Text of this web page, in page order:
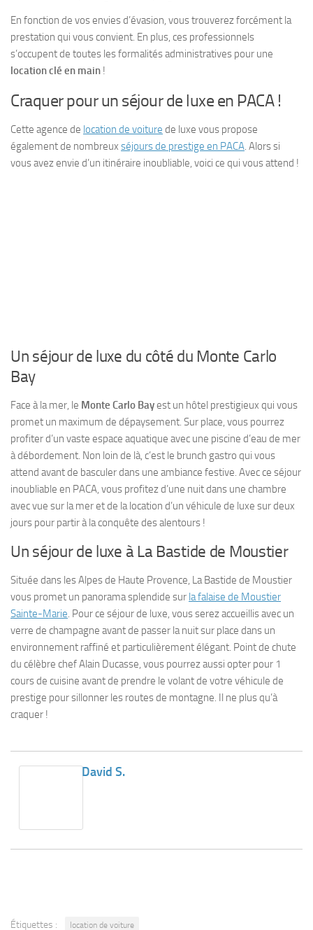
En fonction de vos envies d’évasion, vous trouverez forcément la
prestation qui vous convient. En plus, ces professionnels
s’occupent de toutes les formalités administratives pour une
location clé en main !
Craquer pour un séjour de luxe en PACA !
Cette agence de location de voiture de luxe vous propose
également de nombreux séjours de prestige en PACA. Alors si
vous avez envie d’un itinéraire inoubliable, voici ce qui vous attend !
Un séjour de luxe du côté du Monte Carlo
Bay
Face à la mer, le Monte Carlo Bayest un hôtel prestigieux qui vous
promet un maximum de dépaysement. Sur place, vous pourrez
profiter d’un vaste espace aquatique avec une piscine d’eau de mer
à débordement. Non loin de là, c’est le brunch gastro qui vous
attend avant de basculer dans une ambiance festive. Avec ce séjour
inoubliable en PACA, vous profitez d’une nuit dans une chambre
avec vue sur la mer et de la location d’un véhicule de luxe sur deux
jours pour partir à la conquête des alentours !
Un séjour de luxe à La Bastide de Moustier
Située dans les Alpes de Haute Provence, La Bastide de Moustier
vous promet un panorama splendide sur la falaise de Moustier
Sainte-Marie. Pour ce séjour de luxe, vous serez accueillis avec un
verre de champagne avant de passer la nuit sur place dans un
environnement raffiné et particulièrement élégant. Point de chute
du célèbre chef Alain Ducasse, vous pourrez aussi opter pour 1
cours de cuisine avant de prendre le volant de votre véhicule de
prestige pour sillonner les routes de montagne. Il ne plus qu’à
craquer !
David S.
Étiquettes : location de voiture